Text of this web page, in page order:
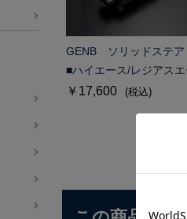
GENB ソリッドステア
■ハイエース/レジアス
￥17,600 (税込)